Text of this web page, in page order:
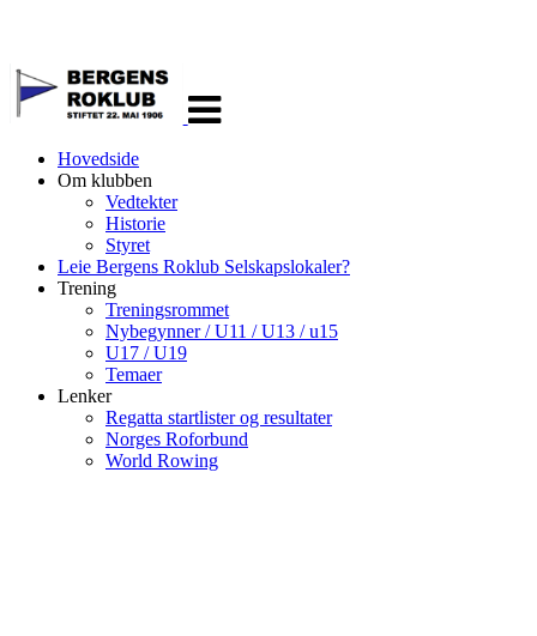
navigasjon
Hovedside
Om klubben
Vedtekter
Historie
Styret
Leie Bergens Roklub Selskapslokaler?
Trening
Treningsrommet
Nybegynner / U11 / U13 / u15
U17 / U19
Temaer
Lenker
Regatta startlister og resultater
Norges Roforbund
World Rowing